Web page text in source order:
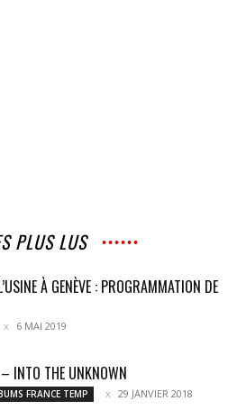
PLUS LUS
À GENÈVE : PROGRAMMATION DE
6 MAI 2019
– INTO THE UNKNOWN
FRANCE TEMP 29 JANVIER 2018